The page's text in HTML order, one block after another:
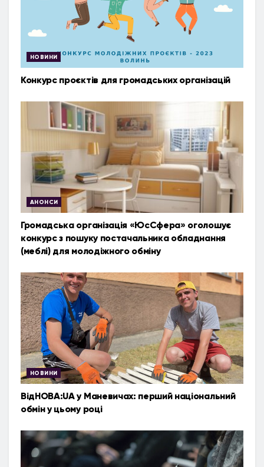
НОВИНИ
Конкурс проєктів для громадських організацій
АНОНСИ
Громадська організація «ЮсСфера» оголошує
конкурс з пошуку постачальника обладнання
(меблі) для молодіжного обміну
НОВИНИ
ВідНОВА:UA у Маневичах: перший національний
обмін у цьому році